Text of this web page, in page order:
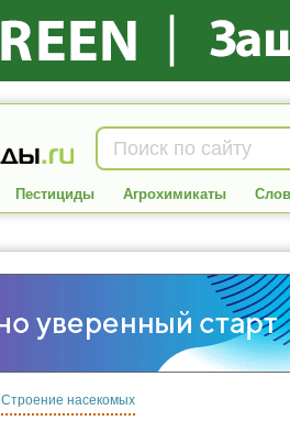
Пестициды Агрохимикаты
Строение насекомых